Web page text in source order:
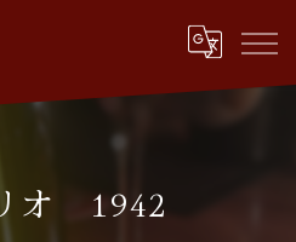
オ 1942